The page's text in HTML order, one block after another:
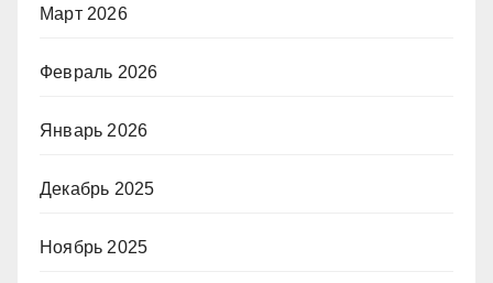
Март 2026
Февраль 2026
Январь 2026
Декабрь 2025
Ноябрь 2025